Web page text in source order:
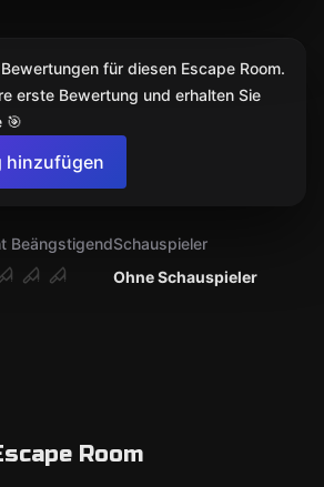
Beängstigend
Ohne Schauspieler
Schauspieler
Room
für diesen Escape Room.
erste Bewertung und erhalten Sie
🎯
hinzufügen